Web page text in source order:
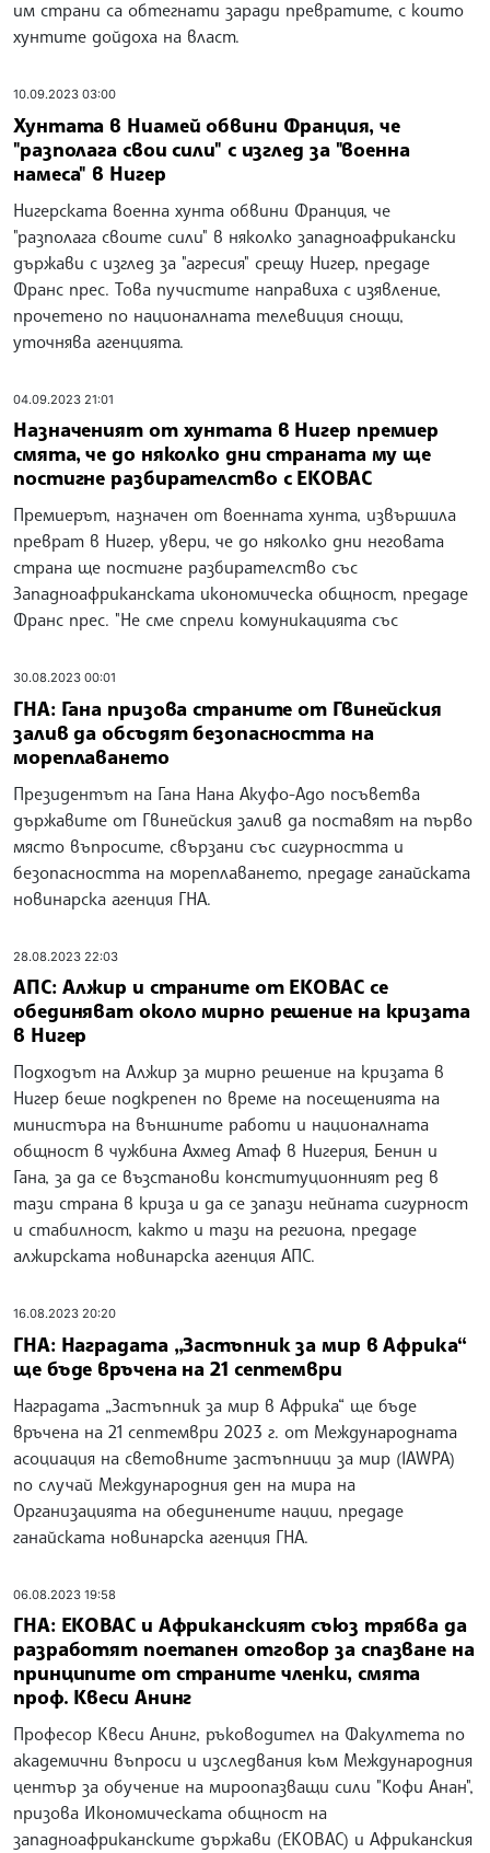
им страни са обтегнати заради превратите, с които
хунтите дойдоха на власт.
10.09.2023 03:00
Хунтата в Ниамей обвини Франция, че
"разполага свои сили" с изглед за "военна
намеса" в Нигер
Нигерската военна хунта обвини Франция, че
"разполага своите сили" в няколко западноафрикански
държави с изглед за "агресия" срещу Нигер, предаде
Франс прес. Това пучистите направиха с изявление,
прочетено по националната телевиция снощи,
уточнява агенцията.
04.09.2023 21:01
Назначеният от хунтата в Нигер премиер
смята, че до няколко дни страната му ще
постигне разбирателство с ЕКОВАС
Премиерът, назначен от военната хунта, извършила
преврат в Нигер, увери, че до няколко дни неговата
страна ще постигне разбирателство със
Западноафриканската икономическа общност, предаде
Франс прес. "Не сме спрели комуникацията със
30.08.2023 00:01
ГНА: Гана призова страните от Гвинейския
залив да обсъдят безопасността на
мореплаването
Президентът на Гана Нана Акуфо-Адо посъветва
държавите от Гвинейския залив да поставят на първо
място въпросите, свързани със сигурността и
безопасността на мореплаването, предаде ганайската
новинарска агенция ГНА.
28.08.2023 22:03
АПС: Алжир и страните от ЕКОВАС се
обединяват около мирно решение на кризата
в Нигер
Подходът на Алжир за мирно решение на кризата в
Нигер беше подкрепен по време на посещенията на
министъра на външните работи и националната
общност в чужбина Ахмед Атаф в Нигерия, Бенин и
Гана, за да се възстанови конституционният ред в
тази страна в криза и да се запази нейната сигурност
и стабилност, както и тази на региона, предаде
алжирската новинарска агенция АПС.
16.08.2023 20:20
ГНА: Наградата „Застъпник за мир в Африка“
ще бъде връчена на 21 септември
Наградата „Застъпник за мир в Африка“ ще бъде
връчена на 21 септември 2023 г. от Международната
асоциация на световните застъпници за мир (IAWPA)
по случай Международния ден на мира на
Организацията на обединените нации, предаде
ганайската новинарска агенция ГНА.
06.08.2023 19:58
ГНА: ЕКОВАС и Африканският съюз трябва да
разработят поетапен отговор за спазване на
принципите от страните членки, смята
проф. Квеси Анинг
Професор Квеси Анинг, ръководител на Факултета по
академични въпроси и изследвания към Международния
център за обучение на мироопазващи сили "Кофи Анан",
призова Икономическата общност на
западноафриканските държави (ЕКОВАС) и Африканския